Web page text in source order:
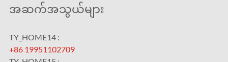
အဆက်အသွယ်များ
TY_HOME14 :
+86 19951102709